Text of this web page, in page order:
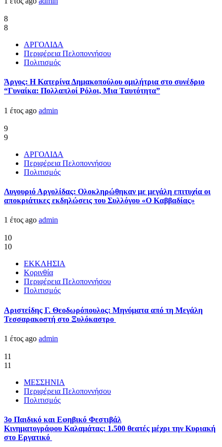
8
8
ΑΡΓΟΛΙΔΑ
Περιφέρεια Πελοποννήσου
Πολιτισμός
Άργος: Η Κατερίνα Δημακοπούλου ομιλήτρια στο συνέδριο
“Γυναίκα: Πολλαπλοί Ρόλοι, Μια Ταυτότητα”
1 έτος ago admin
9
9
ΑΡΓΟΛΙΔΑ
Περιφέρεια Πελοποννήσου
Πολιτισμός
Λυγουριό Αργολίδας: Ολοκληρώθηκαν με μεγάλη επιτυχία οι
αποκριάτικες εκδηλώσεις του Συλλόγου «Ο Καββαδίας»
1 έτος ago admin
10
10
ΕΚΚΛΗΣΙΑ
Κορινθία
Περιφέρεια Πελοποννήσου
Πολιτισμός
Αριστείδης Γ. Θεοδωρόπουλος: Μηνύματα από τη Μεγάλη
Τεσσαρακοστή στο Ξυλόκαστρο
1 έτος ago admin
11
11
ΜΕΣΣΗΝΙΑ
Περιφέρεια Πελοποννήσου
Πολιτισμός
3ο Παιδικό και Εφηβικό Φεστιβάλ
Κινηματογράφου Καλαμάτας: 1.500 θεατές μέχρι την Κυριακή
στο Εργατικό